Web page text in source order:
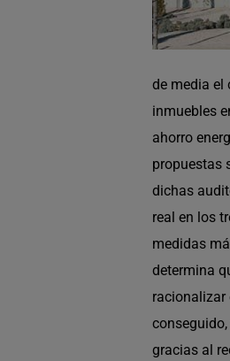
de media el
inmuebles
ahorro
propuestas
dichas
real en los
medidas
determina
racionalizar
gracias al